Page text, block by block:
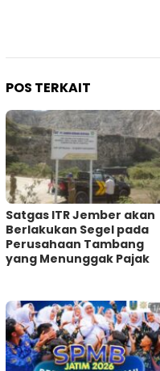
POS TERKAIT
Satgas ITR Jember akan
Berlakukan Segel pada
Perusahaan Tambang
yang Menunggak Pajak